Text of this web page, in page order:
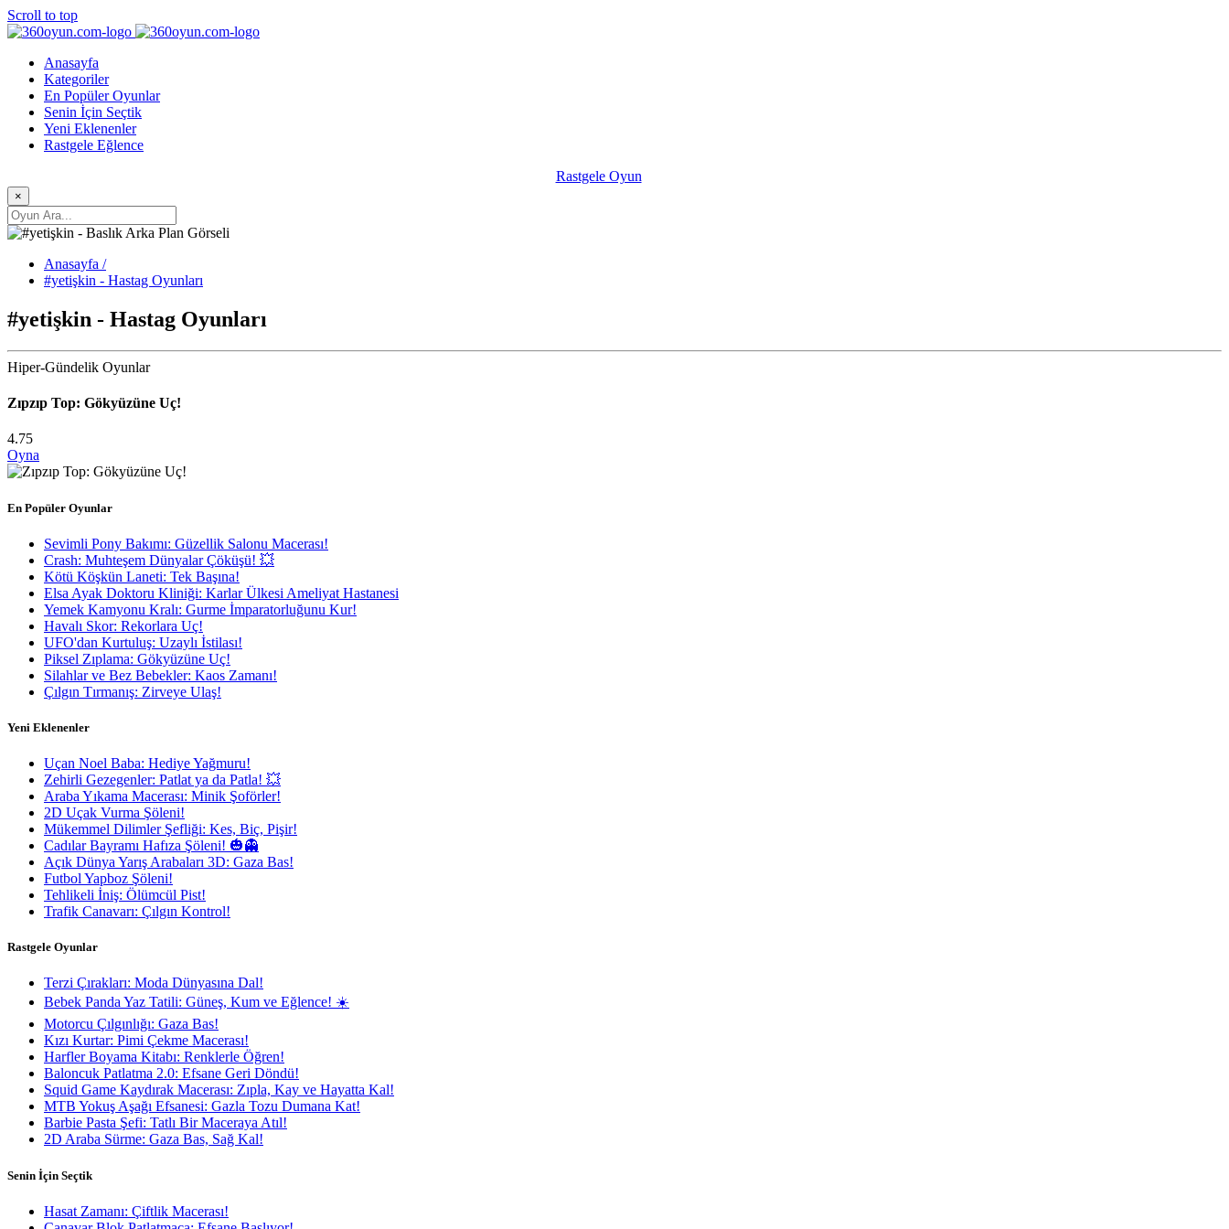
Scroll to top
Anasayfa
Kategoriler
En Popüler Oyunlar
Senin İçin Seçtik
Yeni Eklenenler
Rastgele Eğlence
Rastgele Oyun
×
Anasayfa /
#yetişkin - Hastag Oyunları
#yetişkin - Hastag Oyunları
Hiper-Gündelik Oyunlar
Zıpzıp Top: Gökyüzüne Uç!
4.75
Oyna
En Popüler Oyunlar
Sevimli Pony Bakımı: Güzellik Salonu Macerası!
Crash: Muhteşem Dünyalar Çöküşü! 💥
Kötü Köşkün Laneti: Tek Başına!
Elsa Ayak Doktoru Kliniği: Karlar Ülkesi Ameliyat Hastanesi
Yemek Kamyonu Kralı: Gurme İmparatorluğunu Kur!
Havalı Skor: Rekorlara Uç!
UFO'dan Kurtuluş: Uzaylı İstilası!
Piksel Zıplama: Gökyüzüne Uç!
Silahlar ve Bez Bebekler: Kaos Zamanı!
Çılgın Tırmanış: Zirveye Ulaş!
Yeni Eklenenler
Uçan Noel Baba: Hediye Yağmuru!
Zehirli Gezegenler: Patlat ya da Patla! 💥
Araba Yıkama Macerası: Minik Şoförler!
2D Uçak Vurma Şöleni!
Mükemmel Dilimler Şefliği: Kes, Biç, Pişir!
Cadılar Bayramı Hafıza Şöleni! 🎃👻
Açık Dünya Yarış Arabaları 3D: Gaza Bas!
Futbol Yapboz Şöleni!
Tehlikeli İniş: Ölümcül Pist!
Trafik Canavarı: Çılgın Kontrol!
Rastgele Oyunlar
Terzi Çırakları: Moda Dünyasına Dal!
Bebek Panda Yaz Tatili: Güneş, Kum ve Eğlence! ☀️
Motorcu Çılgınlığı: Gaza Bas!
Kızı Kurtar: Pimi Çekme Macerası!
Harfler Boyama Kitabı: Renklerle Öğren!
Baloncuk Patlatma 2.0: Efsane Geri Döndü!
Squid Game Kaydırak Macerası: Zıpla, Kay ve Hayatta Kal!
MTB Yokuş Aşağı Efsanesi: Gazla Tozu Dumana Kat!
Barbie Pasta Şefi: Tatlı Bir Maceraya Atıl!
2D Araba Sürme: Gaza Bas, Sağ Kal!
Senin İçin Seçtik
Hasat Zamanı: Çiftlik Macerası!